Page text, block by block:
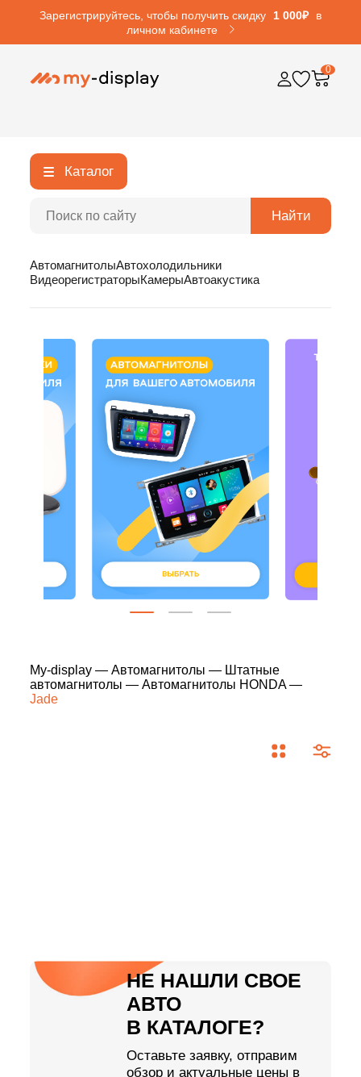
Зарегистрируйтесь, чтобы получить скидку 1 000₽
в
личном кабинете
0
Каталог
Найти
АвтомагнитолыАвтохолодильники
ВидеорегистраторыКамерыАвтоакустика
My-display — Автомагнитолы — Штатные
автомагнитолы — Автомагнитолы HONDA—
Jade
НЕ НАШЛИ СВОЕ
АВТО
В КАТАЛОГЕ?
Оставьте заявку, отправим
обзор и актуальные цены в